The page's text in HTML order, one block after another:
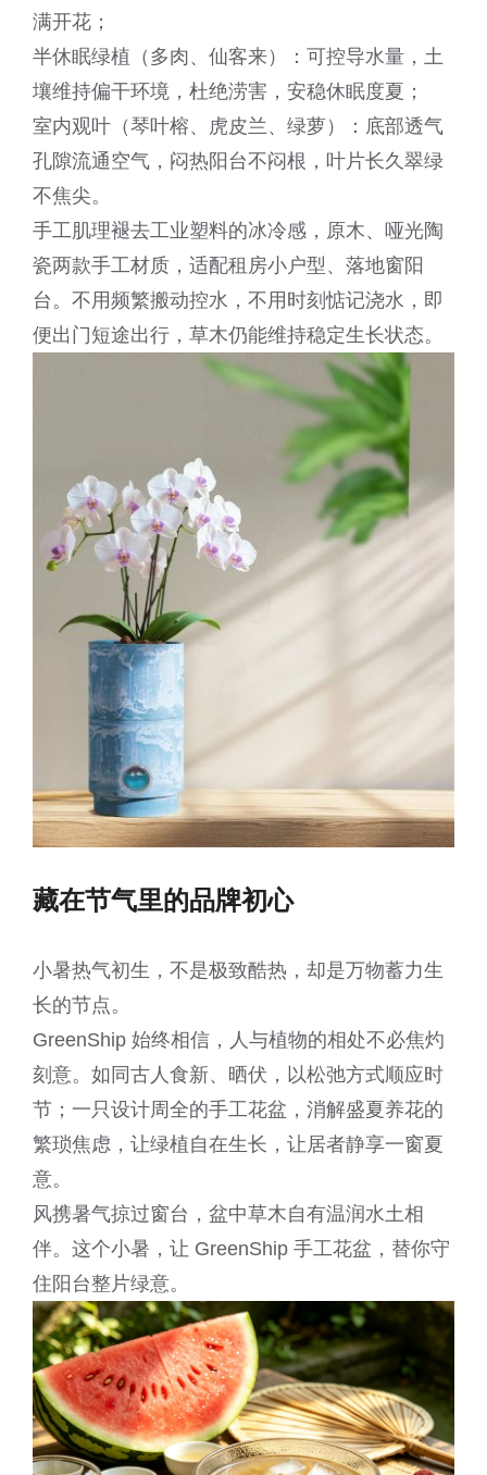
满开花；
半休眠绿植（多肉、仙客来）：可控导水量，土
壤维持偏干环境，杜绝涝害，安稳休眠度夏；
室内观叶（琴叶榕、虎皮兰、绿萝）：底部透气
孔隙流通空气，闷热阳台不闷根，叶片长久翠绿
不焦尖。
手工肌理褪去工业塑料的冰冷感，原木、哑光陶
瓷两款手工材质，适配租房小户型、落地窗阳
台。不用频繁搬动控水，不用时刻惦记浇水，即
便出门短途出行，草木仍能维持稳定生长状态。
藏在节气里的品牌初心
小暑热气初生，不是极致酷热，却是万物蓄力生
长的节点。
GreenShip 始终相信，人与植物的相处不必焦灼
刻意。如同古人食新、晒伏，以松弛方式顺应时
节；一只设计周全的手工花盆，消解盛夏养花的
繁琐焦虑，让绿植自在生长，让居者静享一窗夏
意。
风携暑气掠过窗台，盆中草木自有温润水土相
伴。这个小暑，让 GreenShip 手工花盆，替你守
住阳台整片绿意。